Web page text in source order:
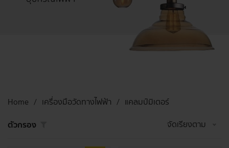
Home เครื่องมือวัดทางไฟฟ้า
แคลมป์มิเตอร์
ตัวกรอง
จัดเรียงตาม